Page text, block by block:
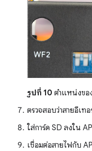
รูปที่ 10 ตำแหน่งขอ
ตรวจสอบว่าสายอีเท
ใส่การ์ด SD ลงใน AP
เชื่อมต่อสายไฟกับ